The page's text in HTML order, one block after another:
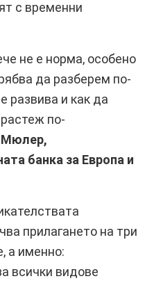
с временни
не е норма, особено
да разберем по-
развива и как да
по-
Мюлер,
банка за Европа и
прилагането на три
а именно:
всички видове